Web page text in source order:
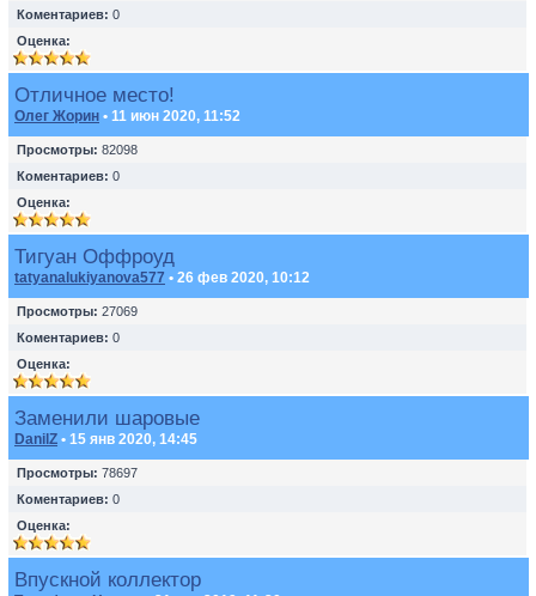
Коментариев: 0
Оценка:
Отличное место!
Олег Жорин • 11 июн 2020, 11:52
Просмотры: 82098
Коментариев: 0
Оценка:
Тигуан Оффроуд
tatyanalukiyanova577 • 26 фев 2020, 10:12
Просмотры: 27069
Коментариев: 0
Оценка:
Заменили шаровые
DanilZ • 15 янв 2020, 14:45
Просмотры: 78697
Коментариев: 0
Оценка:
Впускной коллектор